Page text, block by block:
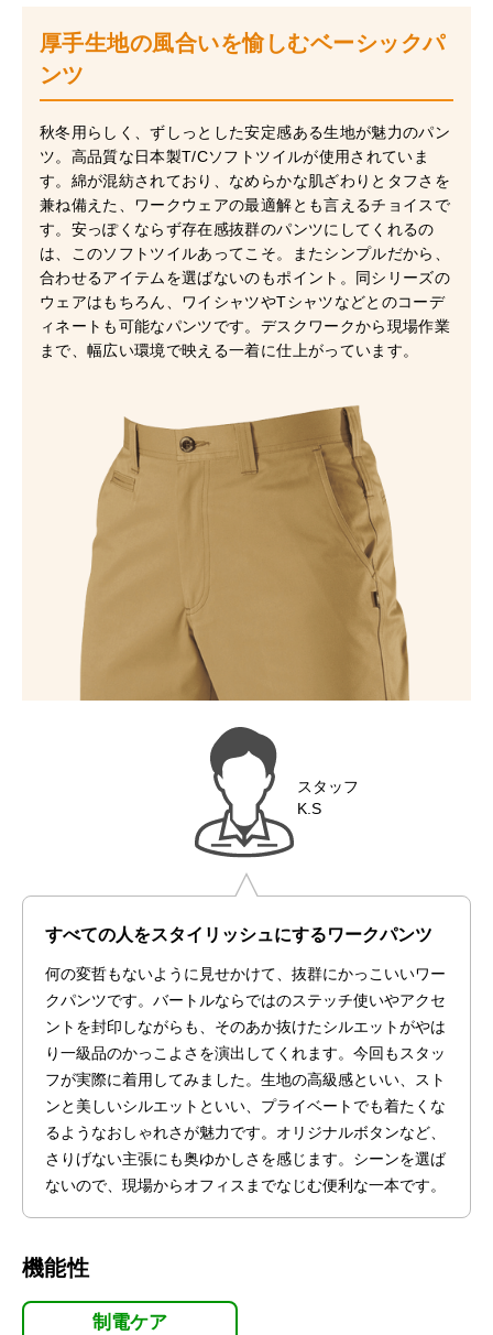
厚手生地の風合いを愉しむベーシックパ
ンツ
秋冬用らしく、ずしっとした安定感ある生地が魅力のパン
ツ。高品質な日本製T/Cソフトツイルが使用されていま
す。綿が混紡されており、なめらかな肌ざわりとタフさを
兼ね備えた、ワークウェアの最適解とも言えるチョイスで
す。安っぽくならず存在感抜群のパンツにしてくれるの
は、このソフトツイルあってこそ。またシンプルだから、
合わせるアイテムを選ばないのもポイント。同シリーズの
ウェアはもちろん、ワイシャツやTシャツなどとのコーデ
ィネートも可能なパンツです。デスクワークから現場作業
まで、幅広い環境で映える一着に仕上がっています。
スタッフ
K.S
すべての人をスタイリッシュにするワークパンツ
何の変哲もないように見せかけて、抜群にかっこいいワー
クパンツです。バートルならではのステッチ使いやアクセ
ントを封印しながらも、そのあか抜けたシルエットがやは
り一級品のかっこよさを演出してくれます。今回もスタッ
フが実際に着用してみました。生地の高級感といい、スト
ンと美しいシルエットといい、プライベートでも着たくな
るようなおしゃれさが魅力です。オリジナルボタンなど、
さりげない主張にも奥ゆかしさを感じます。シーンを選ば
ないので、現場からオフィスまでなじむ便利な一本です。
機能性
制電ケア